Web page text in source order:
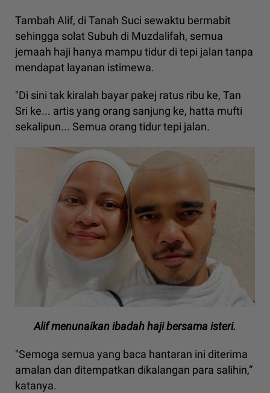
Tambah Alif, di Tanah Suci sewaktu bermabit
sehingga solat Subuh di Muzdalifah, semua
jemaah haji hanya mampu tidur di tepi jalan tanpa
mendapat layanan istimewa.
"Di sini tak kiralah bayar pakej ratus ribu ke, Tan
Sri ke... artis yang orang sanjung ke, hatta mufti
sekalipun... Semua orang tidur tepi jalan.
Alif menunaikan ibadah haji bersama isteri.
"Semoga semua yang baca hantaran ini diterima
amalan dan ditempatkan dikalangan para salihin,”
katanya.